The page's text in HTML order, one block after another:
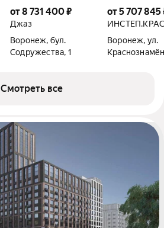
от 8 731 400 ₽
Джаз
Воронеж, бул.
Содружества, 1
от 5 707 845
Воронеж, ул.
Смотреть все